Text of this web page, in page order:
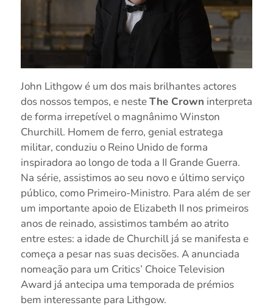
John Lithgow é um dos mais brilhantes actores
dos nossos tempos, e nesteThe Crown interpreta
de forma irrepetível o magnânimo Winston
Churchill. Homem de ferro, genial estratega
militar, conduziu o Reino Unido de forma
inspiradora ao longo de toda a II Grande Guerra.
Na série, assistimos ao seu novo e último serviço
público, como Primeiro-Ministro. Para além de ser
um importante apoio de Elizabeth II nos primeiros
anos de reinado, assistimos também ao atrito
entre estes: a idade de Churchill já se manifesta e
começa a pesar nas suas decisões. A anunciada
nomeação para um Critics’ Choice Television
Award já antecipa uma temporada de prémios
bem interessante para Lithgow.